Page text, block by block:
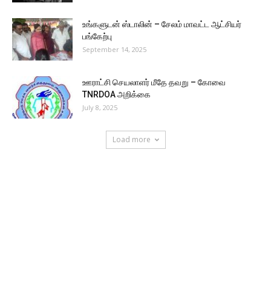
உங்களுடன் ஸ்டாலின் – சேலம் மாவட்ட ஆட்சியர்
பங்கேற்பு
September 14, 2025
ஊராட்சி செயலாளர் மீதே தவறு – கோவை
TNRDOA அறிக்கை
July 8, 2025
Load more